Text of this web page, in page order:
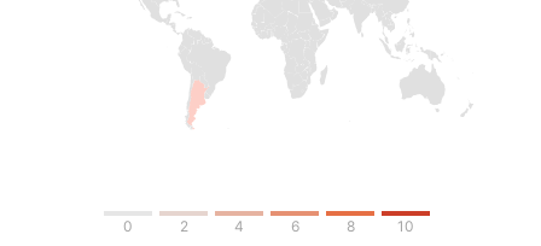
0 2 4 6 8 10